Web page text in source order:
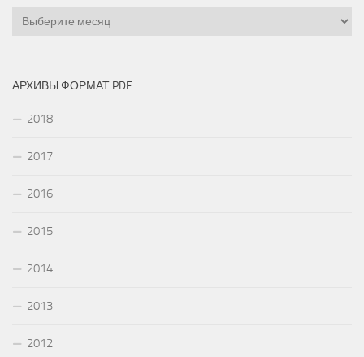
Архивы
АРХИВЫ ФОРМАТ PDF
2018
2017
2016
2015
2014
2013
2012